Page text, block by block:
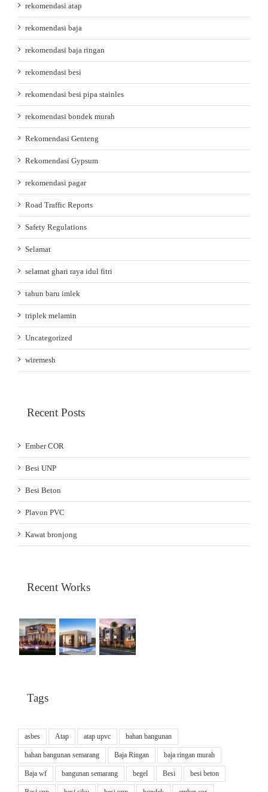
rekomendasi atap
rekomendasi baja
rekomendasi baja ringan
rekomendasi besi
rekomendasi besi pipa stainles
rekomendasi bondek murah
Rekomendasi Genteng
Rekomendasi Gypsum
rekomendasi pagar
Road Traffic Reports
Safety Regulations
Selamat
selamat ghari raya idul fitri
tahun baru imlek
triplek melamin
Uncategorized
wiremesh
Recent Posts
Ember COR
Besi UNP
Besi Beton
Plavon PVC
Kawat bronjong
Recent Works
Tags
asbes Atap atap upvc bahan bangunan
bahan bangunan semarang Baja Ringan baja ringan murah
Baja wf bangunan semarang begel Besi besi beton